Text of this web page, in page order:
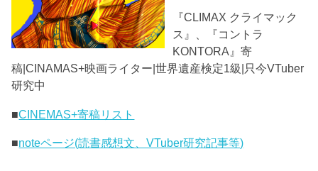
『CLIMAX クライマック
ス』、『コントラ
KONTORA』寄
稿|CINAMAS+映画ライター|世界遺産検定1級|只今VTuber
研究中
■CINEMAS+寄稿リスト
■noteページ(読書感想文、VTuber研究記事等)